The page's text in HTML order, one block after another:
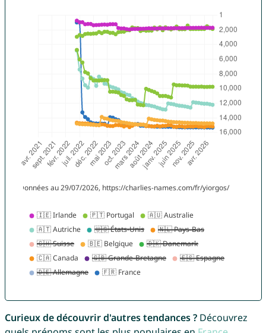
Curieux de découvrir d'autres tendances ?Découvrez